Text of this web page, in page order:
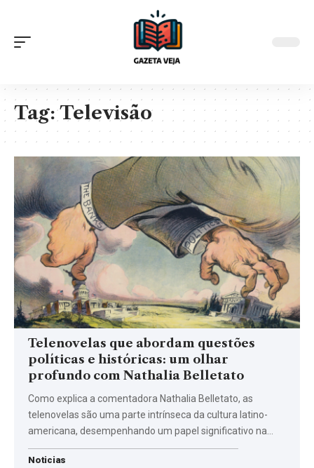
Tag:Televisão
Telenovelas que abordam questões
políticas e históricas: um olhar
profundo com Nathalia Belletato
Como explica a comentadora Nathalia Belletato, as
telenovelas são uma parte intrínseca da cultura latino-
americana, desempenhando um papel significativo na…
Noticias